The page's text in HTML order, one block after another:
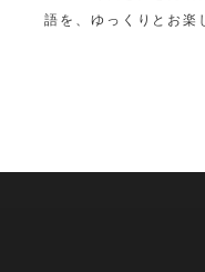
語を、ゆっくりとお楽